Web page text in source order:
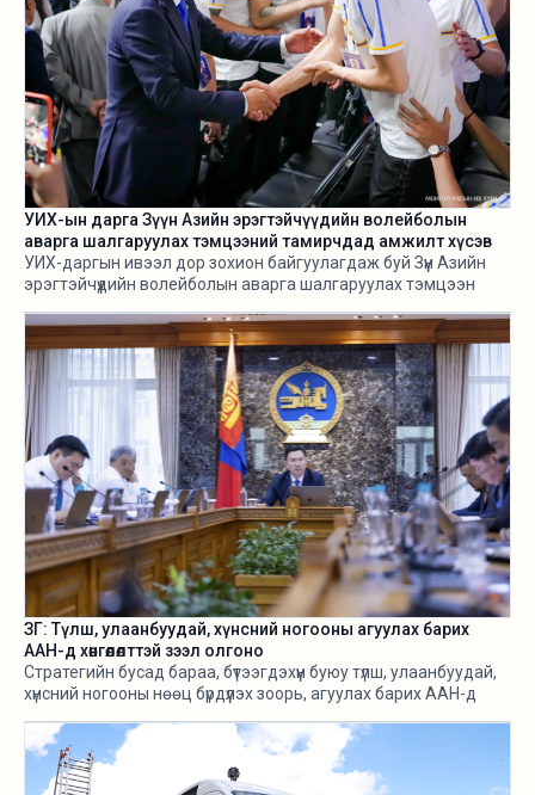
УИХ-ын дарга Зүүн Азийн эрэгтэйчүүдийн волейболын
аварга шалгаруулах тэмцээний тамирчдад амжилт хүсэв
УИХ-даргын ивээл дор зохион байгуулагдаж буй Зүүн Азийн
эрэгтэйчүүдийн волейболын аварга шалгаруулах тэмцээн
ЗГ: Түлш, улаанбуудай, хүнсний ногооны агуулах барих
ААН-д хөнгөлөлттэй зээл олгоно
Стратегийн бусад бараа, бүтээгдэхүүн буюу түлш, улаанбуудай,
хүнсний ногооны нөөц бүрдүүлэх зоорь, агуулах барих ААН-д
салбарын сайд нарт үүрэг болголоо.